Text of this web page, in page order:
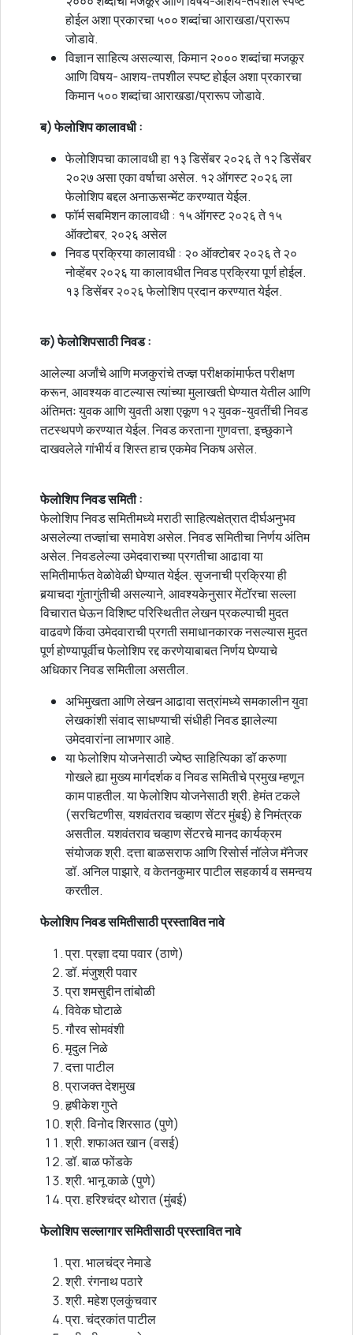
होईल अशा प्रकारचा ५०० शब्दांचा आराखडा/प्रारूप
जोडावे.
विज्ञान साहित्य असल्यास, किमान २००० शब्दांचा मजकूर
आणि विषय- आशय-तपशील स्पष्ट होईल अशा प्रकारचा
किमान ५०० शब्दांचा आराखडा/प्रारूप जोडावे.
ब) फेलोशिप कालावधी :
फेलोशिपचा कालावधी हा १३ डिसेंबर २०२६ ते १२ डिसेंबर
२०२७ असा एका वर्षाचा असेल. १२ ऑगस्ट २०२६ ला
फेलोशिप बद्दल अनाऊसन्मेंट करण्यात येईल.
फॉर्म सबमिशन कालावधी : १५ ऑगस्ट २०२६ ते १५
ऑक्टोबर, २०२६ असेल
निवड प्रक्रिया कालावधी : २० ऑक्टोबर २०२६ ते २०
नोव्हेंबर २०२६ या कालावधीत निवड प्रक्रिया पूर्ण होईल.
१३ डिसेंबर २०२६ फेलोशिप प्रदान करण्यात येईल.
क) फेलोशिपसाठी निवड :
आलेल्या अर्जांचे आणि मजकुरांचे तज्ज्ञ परीक्षकांमार्फत परीक्षण
करून, आवश्यक वाटल्यास त्यांच्या मुलाखती घेण्यात येतील आणि
अंतिमतः युवक आणि युवती अशा एकूण १२ युवक-युवतींची निवड
तटस्थपणे करण्यात येईल. निवड करताना गुणवत्ता, इच्छुकाने
दाखवलेले गांभीर्य व शिस्त हाच एकमेव निकष असेल.
फेलोशिप निवड समिती :
फेलोशिप निवड समितीमध्ये मराठी साहित्यक्षेत्रात दीर्घअनुभव
असलेल्या तज्ज्ञांचा समावेश असेल. निवड समितीचा निर्णय अंतिम
असेल. निवडलेल्या उमेदवाराच्या प्रगतीचा आढावा या
समितीमार्फत वेळोवेळी घेण्यात येईल. सृजनाची प्रक्रिया ही
बर्‍याचदा गुंतागुंतीची असल्याने, आवश्यकेनुसार मेंटॉरचा सल्ला
विचारात घेऊन विशिष्ट परिस्थितीत लेखन प्रकल्पाची मुदत
वाढवणे किंवा उमेदवाराची प्रगती समाधानकारक नसल्यास मुदत
पूर्ण होण्यापूर्वीच फेलोशिप रद्द करणेयाबाबत निर्णय घेण्याचे
अधिकार निवड समितीला असतील.
अभिमुखता आणि लेखन आढावा सत्रांमध्ये समकालीन युवा
लेखकांशी संवाद साधण्याची संधीही निवड झालेल्या
उमेदवारांना लाभणार आहे.
या फेलोशिप योजनेसाठी ज्येष्ठ साहित्यिका डॉ करुणा
गोखले ह्या मुख्य मार्गदर्शक व निवड समितीचे प्रमुख म्हणून
काम पाहतील. या फेलोशिप योजनेसाठी श्री. हेमंत टकले
(सरचिटणीस, यशवंतराव चव्हाण सेंटर मुंबई) हे निमंत्रक
असतील. यशवंतराव चव्हाण सेंटरचे मानद कार्यक्रम
संयोजक श्री. दत्ता बाळसराफ आणि रिसोर्स नॉलेज मॅनेजर
डॉ. अनिल पाझारे, व केतनकुमार पाटील सहकार्य व समन्वय
करतील.
फेलोशिप निवड समितीसाठी प्रस्तावित नावे
प्रा. प्रज्ञा दया पवार (ठाणे)
डॉ. मंजुश्री पवार
प्रा शमसुद्दीन तांबोळी
विवेक घोटाळे
गौरव सोमवंशी
मृदुल निळे
दत्ता पाटील
प्राजक्त देशमुख
हृषीकेश गुप्ते
श्री. विनोद शिरसाठ (पुणे)
श्री. शफाअत खान (वसई)
डॉ. बाळ फोंडके
श्री. भानू काळे (पुणे)
प्रा. हरिश्चंद्र थोरात (मुंबई)
फेलोशिप सल्लागार समितीसाठी प्रस्तावित नावे
प्रा. भालचंद्र नेमाडे
श्री. रंगनाथ पठारे
श्री. महेश एलकुंचवार
प्रा. चंद्रकांत पाटील